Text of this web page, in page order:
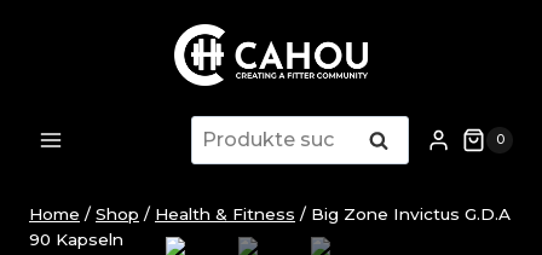
Suche
nach:
Suche 0
Home / Shop / Health & Fitness / Big Zone Invictus G.D.A
90 Kapseln